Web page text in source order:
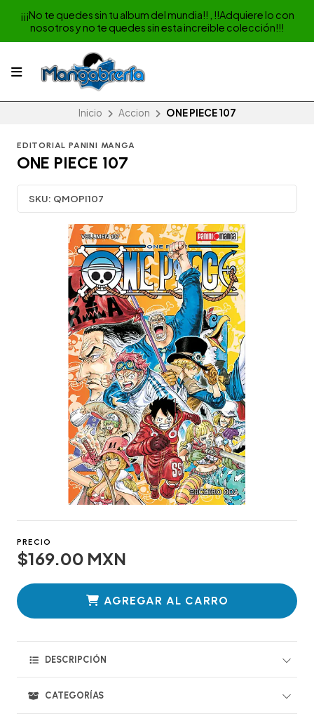
¡¡¡No te quedes sin tu album del mundia!! , !!Adquiere lo con
nosotros y no te quedes sin esta increible colección!!!
Inicio Accion ONE PIECE 107
EDITORIAL PANINI MANGA
ONE PIECE 107
SKU: QMOPI107
PRECIO
$169.00 MXN
AGREGAR AL CARRO
DESCRIPCIÓN
CATEGORÍAS